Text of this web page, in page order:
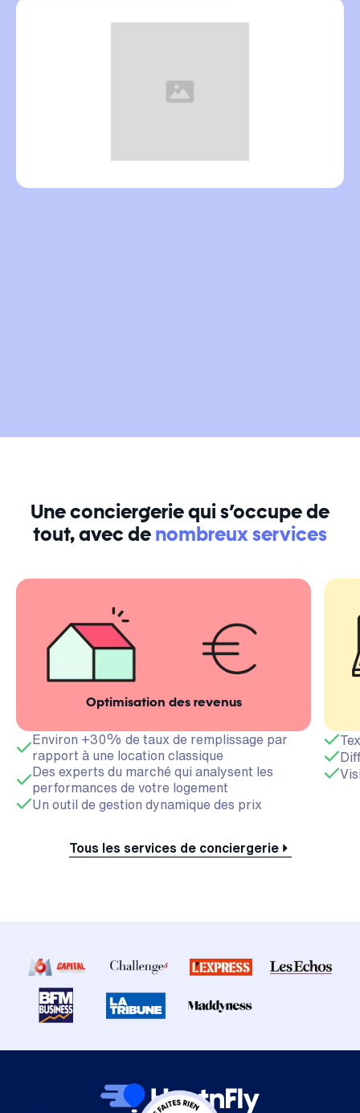
Une conciergerie qui s’occupe de
tout, avec denombreux services
Optimisation des revenus
Environ +30% de taux de remplissage par
rapport à une location classique
Des experts du marché qui analysent les
performances de votre logement
Un outil de gestion dynamique des prix
Tous les services de conciergerie